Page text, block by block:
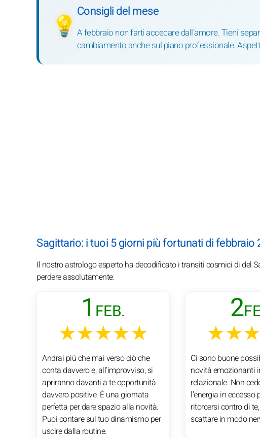
💡
Consigli del mese
A febbraio non farti accecare dall’amore. Tieni
cambiamento anche sul piano professionale.
Sagittario: i tuoi 5 giorni più fortunati di febbraio
Il nostro astrologo esperto ha decodificato i transiti cosmici di del
perdere assolutamente:
1 FEB.
★★★★★
Andrai più che mai verso ciò che
conta davvero e, all’improvviso, si
apriranno davanti a te opportunità
davvero positive. È una giornata
perfetta per dare spazio alla novità.
Puoi contare sul tuo dinamismo per
uscire dalla routine.
2
Ci sono buone
novità emozionanti
relazionale. Non
l’energia in eccesso
ritorcersi contro di
scattare in modo